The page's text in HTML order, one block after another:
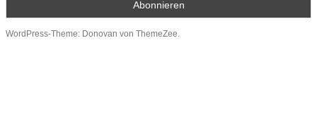
WordPress-Theme: Donovan von ThemeZee.